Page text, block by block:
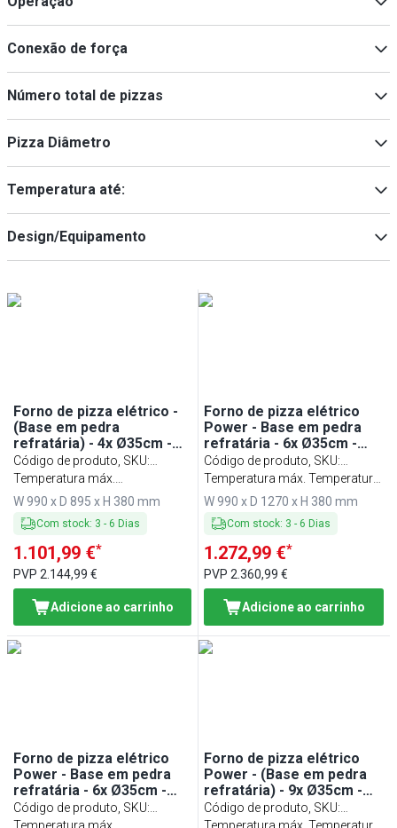
Min
digital( 1)
Conexão de força
230/400V(1 )
Número total de pizzas
4(2)
Pizza Diâmetro
Temperatura até:
350 °C(1)
Design/Equipamento
Forno de pizza elétrico -
(Base em pedra
refratária) - 4x Ø35cm -
Touch - até 400°C
Código de produto, SKU:
PEP44TC-NB
Temperatura máx.
Temperatura: 400 °C
W 990 x D 895 x H 380 mm
Com stock: 3 - 6 Dias
1.101,99 €*
PVP 2.144,99 €
Adicione ao carrinho
Forno de pizza elétrico
Power - Base em pedra
refratária - 6x Ø35cm -
Digital - até 400°C
Código de produto, SKU:
PEP66TTC-NB
Temperatura máx. Temperatura:
400 °C
W 990 x D 1270 x H 380 mm
Com stock: 3 - 6 Dias
1.272,99 €*
PVP2.360,99 €
Adicione ao carrinho
Forno de pizza elétrico
Power - Base em pedra
refratária - 6x Ø35cm -
Touch - até 400°C
Código de produto, SKU:
PEP66BTC-NB
Temperatura máx.
Forno de pizza elétrico
Power - (Base em pedra
refratária) - 9x Ø35cm -
Digital - até 400°C
Código de produto, SKU:
PEP99TC-NB
Temperatura máx. Temperatura: